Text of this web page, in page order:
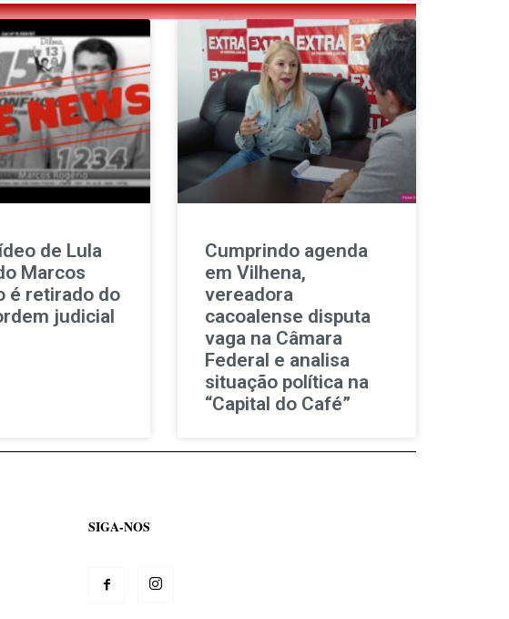
de Lula
Marcos
é retirado do
judicial
Cumprindo agenda
em Vilhena,
vereadora
cacoalense disputa
vaga na Câmara
Federal e analisa
situação política na
“Capital do Café”
SIGA-NOS